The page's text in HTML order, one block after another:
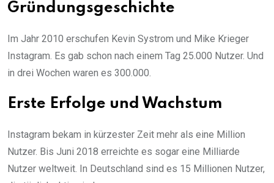
Gründungsgeschichte
Im Jahr 2010 erschufen Kevin Systrom und Mike Krieger
Instagram. Es gab schon nach einem Tag 25.000 Nutzer. Und
in drei Wochen waren es 300.000.
Erste Erfolge und Wachstum
Instagram bekam in kürzester Zeit mehr als eine Million
Nutzer. Bis Juni 2018 erreichte es sogar eine Milliarde
Nutzer weltweit. In Deutschland sind es 15 Millionen Nutzer,